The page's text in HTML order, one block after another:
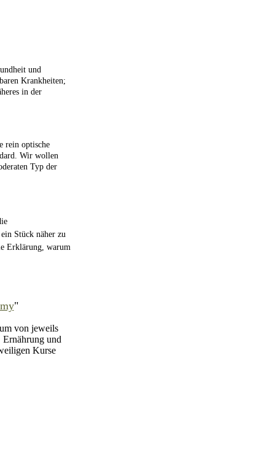
und
Krankheiten;
in der
rein optische
Wir wollen
Typ der
Stück näher zu
Erklärung, warum
"
von jeweils
Ernährung und
Kurse